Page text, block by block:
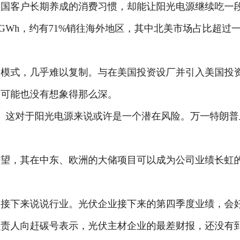
客户长期养成的消费习惯，却能让阳光电源继续吃一
，约有71%销往海外地区，其中北美市场占比超过
式，几乎难以复制。与在美国投资设厂并引入美国
能也没有想象得那么深。
对于阳光电源来说或许是一个潜在风险。万一特朗
，其在中东、欧洲的大储项目可以成为公司业绩长
下来说说行业。光伏企业接下来的第四季度业绩，会
人向赶碳号表示，光伏主材企业的最差财报，还没